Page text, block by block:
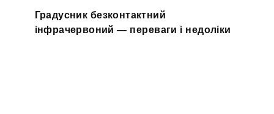
Градусник безконтактний
інфрачервоний — переваги і недоліки